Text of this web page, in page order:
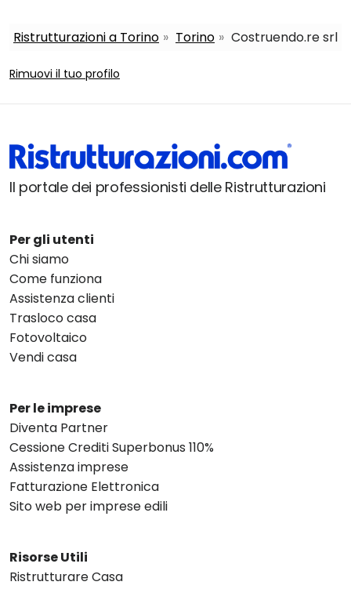
Ristrutturazioni a Torino Torino Costruendo.re srl
Rimuovi il tuo profilo
Il portale dei professionisti delle Ristrutturazioni
Per gli utenti
Chi siamo
Come funziona
Assistenza clienti
Trasloco casa
Fotovoltaico
Vendi casa
Per le imprese
Diventa Partner
Cessione Crediti Superbonus 110%
Assistenza imprese
Fatturazione Elettronica
Sito web per imprese edili
Risorse Utili
Ristrutturare Casa